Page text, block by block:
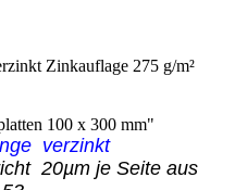
Zinkauflage 275 g/m²
100 x 300 mm"
verzinkt
20µm je Seite aus